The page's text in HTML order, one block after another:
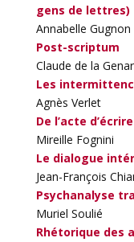
gens de lettres)
Annabelle Gugnon
Post-scriptum
Claude de la
Les
Agnès Verlet
De l’acte
Mireille Fognini
Le dialogue
Jean-François
Psychanalyse
Muriel Soulié
Rhétorique des